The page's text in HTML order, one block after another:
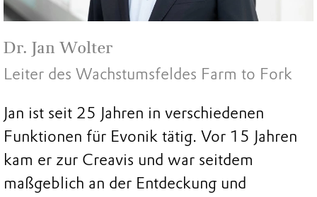
Dr. Jan Wolter
Leiter des Wachstumsfeldes Farm to Fork
Jan ist seit 25 Jahren in verschiedenen
Funktionen für Evonik tätig. Vor 15 Jahren
kam er zur Creavis und war seitdem
maßgeblich an der Entdeckung und